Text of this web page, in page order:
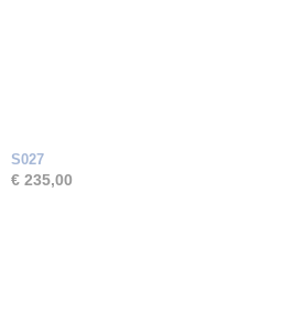
S027
€ 235,00